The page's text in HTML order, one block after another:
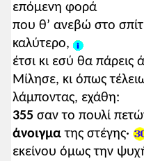
επόμενη φορά
που θ’ ανεβώ στο
καλύτερο,
έτσι κι εσύ θα πάρεις
Μίλησε, κι όπως
λάμποντας, εχάθη:
355 σαν το πουλί
άνοιγμα της στέγης·
εκείνου όμως την